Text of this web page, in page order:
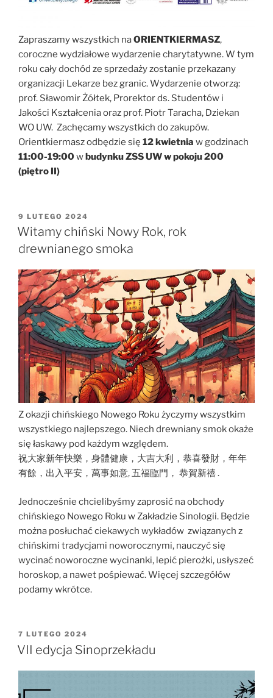
Zapraszamy wszystkich naORIENTKIERMASZ,
coroczne wydziałowe wydarzenie charytatywne. W tym
roku cały dochód ze sprzedaży zostanie przekazany
organizacji Lekarze bez granic. Wydarzenie otworzą:
prof. Sławomir Żółtek, Prorektor ds. Studentów i
Jakości Kształcenia oraz prof. Piotr Taracha, Dziekan
WO UW. Zachęcamy wszystkich do zakupów.
Orientkiermasz odbędzie się 12 kwietnia w godzinach
11:00-19:00wbudynku ZSS UW w pokoju 200
(piętro II)
OPUBLIKOWANE
W
9 LUTEGO 2024
Witamy chiński Nowy Rok, rok
drewnianego smoka
Z okazji chińskiego Nowego Roku życzymy wszystkim
wszystkiego najlepszego. Niech drewniany smok okaże
się łaskawy pod każdym względem.
祝大家新年快樂，身體健康，大吉大利，恭喜發財，年年
有餘，出入平安，萬事如意, 五福臨門， 恭賀新禧 .
Jednocześnie chcielibyśmy zaprosić na obchody
chińskiego Nowego Roku w Zakładzie Sinologii. Będzie
można posłuchać ciekawych wykładów związanych z
chińskimi tradycjami noworocznymi, nauczyć się
wycinać noworoczne wycinanki, lepić pierożki, usłyszeć
horoskop, a nawet pośpiewać. Więcej szczegółów
podamy wkrótce.
OPUBLIKOWANE
W
7 LUTEGO 2024
VII edycja Sinoprzekładu